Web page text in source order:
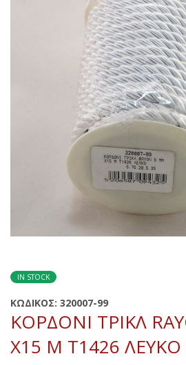
IN STOCK
ΚΩΔΙΚΟΣ: 320007-99
ΚΟΡΔΟΝΙ ΤΡΙΚΛ
Χ15 M Τ1426 ΛΕΥΚΟ